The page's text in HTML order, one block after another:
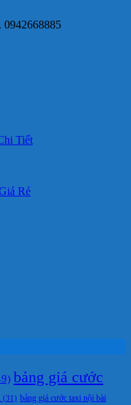
Tiết
Rẻ
bảng giá cước
(31) bảng giá cước taxi nội bài